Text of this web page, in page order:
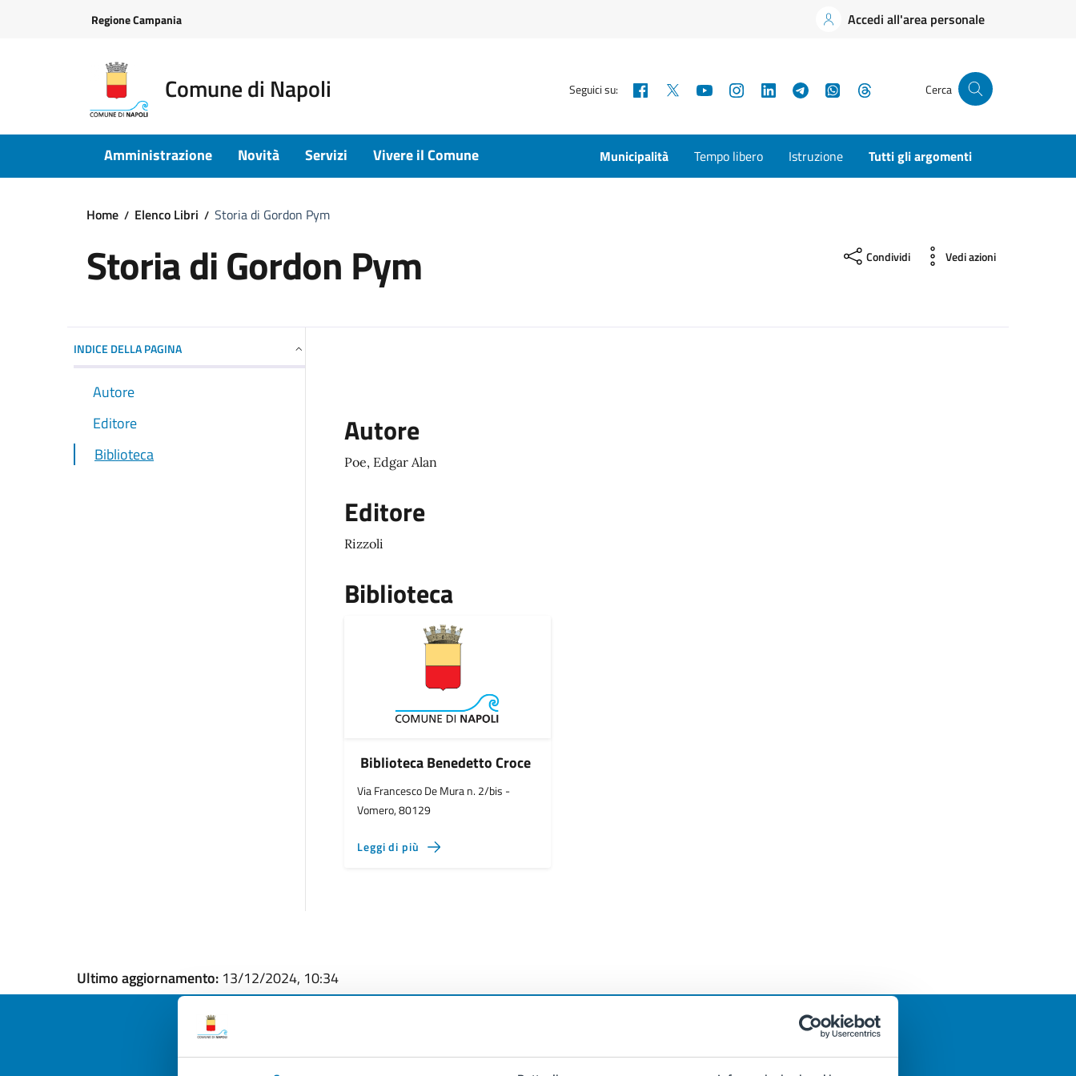
Regione Campania Accedi all'area personale
Comune di Napoli Seguici su: Facebook YouTubeInstagramLinkedInTelegramWhatsApp Cerca
Amministrazione Novità Servizi Vivere il Comune Municipalità Tempo libero Istruzione Tutti gli argomenti
Home Elenco Libri Storia di Gordon Pym
Storia di Gordon Pym Condividi Vedi azioni
INDICE DELLA PAGINA
Autore
Editore
Biblioteca
Autore
Poe, Edgar Alan
Editore
Rizzoli
Biblioteca
Biblioteca Benedetto Croce
Via Francesco De Mura n. 2/bis -
Vomero, 80129
Leggi di più
Ultimo aggiornamento: 13/12/2024, 10:34